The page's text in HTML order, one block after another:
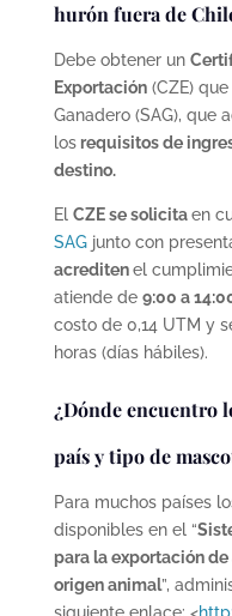
hurón fuera de
Debe obtener un
Exportación(CZE)
Ganadero (SAG), que
losrequisitos de
destino.
El CZE se solicitaen
SAGjunto con
acreditenel
atiende de 9:00 a
costo de 0,14 UTM y
horas (días hábiles).
¿Dónde encuentro
país y tipo de
Para muchos países
disponibles en el “
para la exportación
origen animal”,